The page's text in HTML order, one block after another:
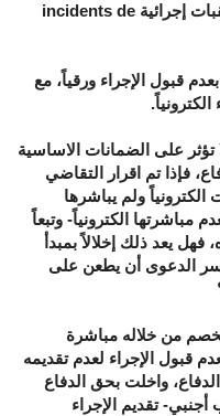
يتحول مباشرة الإجراء الكترونياً إلي عقبات إجرائية incidents de
قبول الإجراء ورقياً، مع
تؤثر على الضمانات الاساسية
فإذا تم اقرار التقاضي
الكترونياً ولم يباشرها
الكترونياً- وتبعاً
يعد ذلك إخلالاً بمبدأ
الدعوى أن يطعن على
من خلاله مباشرة
قبول الإجراء لعدم تقديمه
واخلت بحق الدفاع
تقديم الإجراء